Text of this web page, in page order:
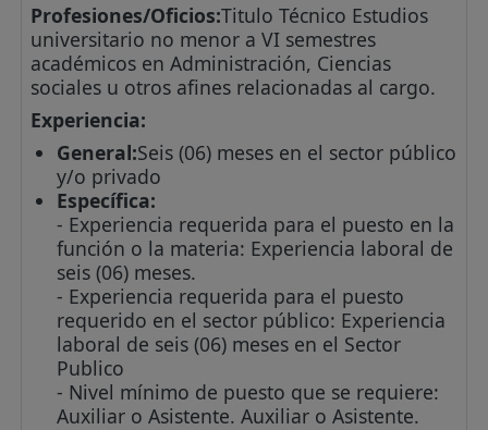
Profesiones/Oficios:Titulo Técnico Estudios
universitario no menor a VI semestres
académicos en Administración, Ciencias
sociales u otros afines relacionadas al cargo.
Experiencia:
General:Seis (06) meses en el sector público
y/o privado
Específica:
- Experiencia requerida para el puesto en la
función o la materia: Experiencia laboral de
seis (06) meses.
- Experiencia requerida para el puesto
requerido en el sector público: Experiencia
laboral de seis (06) meses en el Sector
Publico
- Nivel mínimo de puesto que se requiere:
Auxiliar o Asistente. Auxiliar o Asistente.